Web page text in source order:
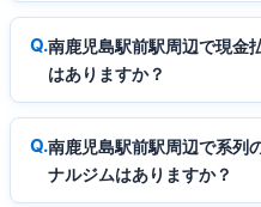
南鹿児島駅前駅周辺で現金
はありますか？
南鹿児島駅前駅周辺で系列
ナルジムはありますか？